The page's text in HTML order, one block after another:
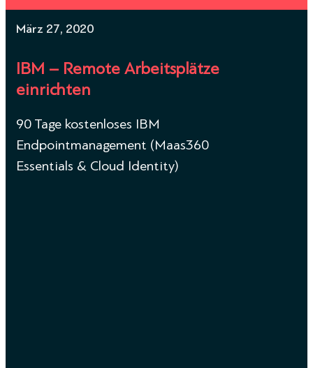
März 27, 2020
IBM – Remote Arbeitsplätze
einrichten
90 Tage kostenloses IBM
Endpointmanagement (Maas360
Essentials & Cloud Identity)